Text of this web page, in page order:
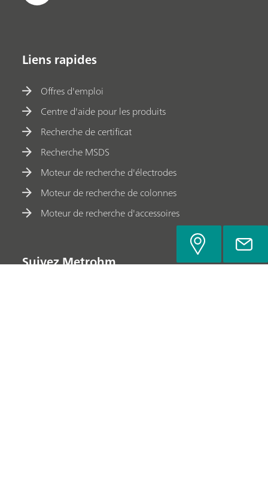
Liens rapides
Offres d'emploi
Centre d'aide pour les produits
Recherche de certificat
Recherche MSDS
Moteur de recherche d'électrodes
Moteur de recherche de colonnes
Moteur de recherche d'accessoires
Suivez Metrohm